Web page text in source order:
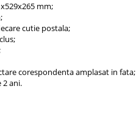
mm;
cutie postala;
corespondenta amplasat in fata;
ani.